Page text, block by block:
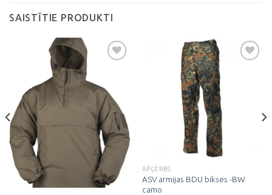
SAISTĪTIE PRODUKTI
Pievienot
vēlmju
sarakstam
APĢĒRBS
ASV armijas BDU bikses -BW
camo